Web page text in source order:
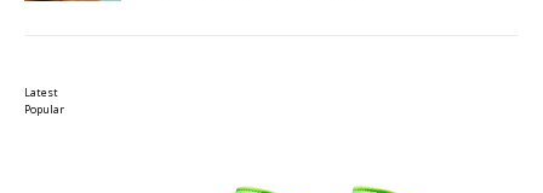
Latest
Popular